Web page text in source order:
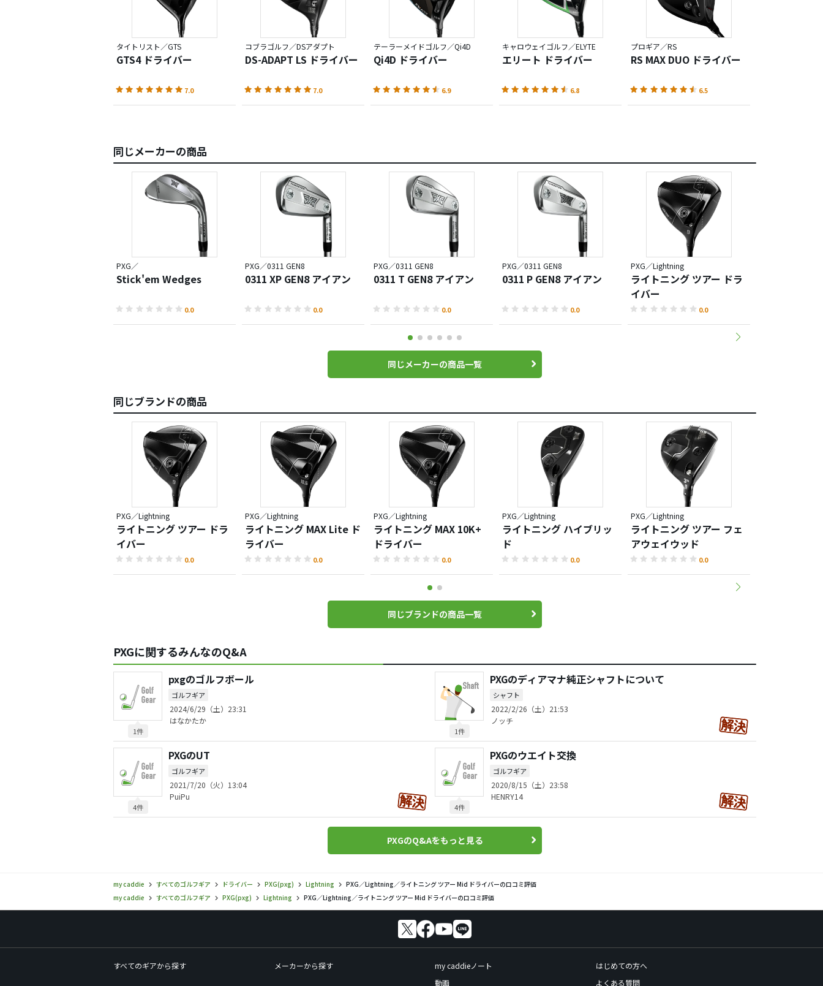
タイトリスト／GTS
GTS4 ドライバー
7.0
コブラゴルフ／DSアダプト
DS-ADAPT LS ドライバー
7.0
テーラーメイドゴルフ／Qi4D
Qi4D ドライバー
6.9
キャロウェイゴルフ／ELYTE
エリート ドライバー
6.8
プロギア／RS
RS MAX DUO ドライバー
6.5
同じメーカーの商品
PXG／
Stick'em Wedges
0.0
PXG／0311 GEN8
0311 XP GEN8 アイアン
0.0
PXG／0311 GEN8
0311 T GEN8 アイアン
0.0
PXG／0311 GEN8
0311 P GEN8 アイアン
0.0
PXG／Lightning
ライトニング ツアー ドラ
イバー
0.0
同じメーカーの商品一覧
同じブランドの商品
PXG／Lightning
ライトニング ツアー ドラ
イバー
0.0
PXG／Lightning
ライトニング MAX Lite ド
ライバー
0.0
PXG／Lightning
ライトニング MAX 10K+
ドライバー
0.0
PXG／Lightning
ライトニング ハイブリッ
ド
0.0
PXG／Lightning
ライトニング ツアー フェ
アウェイウッド
0.0
同じブランドの商品一覧
PXGに関するみんなのQ&A
1件
pxgのゴルフボール
ゴルフギア
2024/6/29（土）23:31
はなかたか
1件
PXGのディアマナ純正シャフトについて
シャフト
2022/2/26（土）21:53
ノッチ
4件
PXGのUT
ゴルフギア
2021/7/20（火）13:04
PuiPu
4件
PXGのウエイト交換
ゴルフギア
2020/8/15（土）23:58
HENRY14
PXGのQ&Aをもっと見る
my caddie すべてのゴルフギア ドライバー PXG(pxg) Lightning
PXG／Lightning／ライトニング ツアー Mid ドライバーの口コミ評価
my caddie
すべてのゴルフギア PXG(pxg) Lightning PXG／Lightning／ライトニング ツアー Mid ドライバーの口コミ評価
すべてのギアから探す メーカーから探す
my caddieノート
動画
はじめての方へ
よくある質問